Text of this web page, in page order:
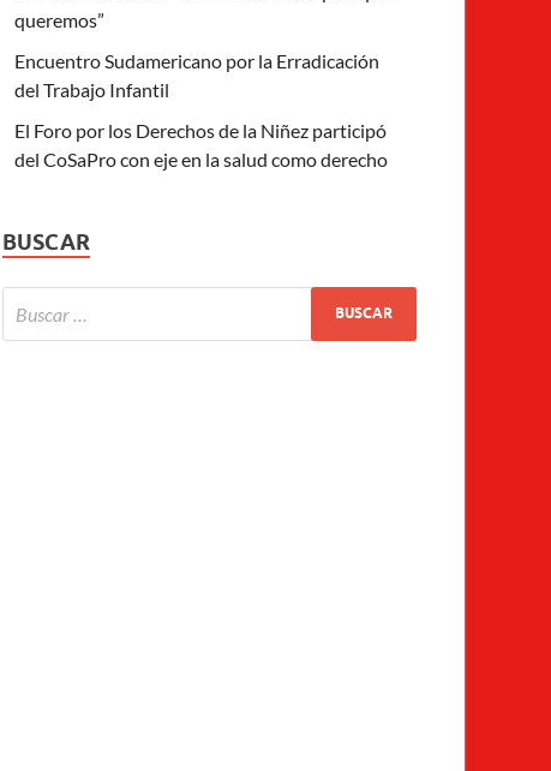
queremos”
Encuentro Sudamericano por la Erradicación
del Trabajo Infantil
El Foro por los Derechos de la Niñez participó
del CoSaPro con eje en la salud como derecho
BUSCAR